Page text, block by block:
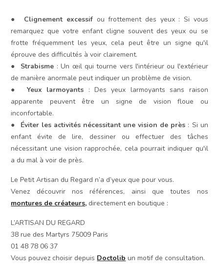
● Clignement excessif ou frottement des yeux : Si vous
remarquez que votre enfant cligne souvent des yeux ou se
frotte fréquemment les yeux, cela peut être un signe qu'il
éprouve des difficultés à voir clairement.
● Strabisme : Un œil qui tourne vers l'intérieur ou l'extérieur
de manière anormale peut indiquer un problème de vision.
● Yeux larmoyants : Des yeux larmoyants sans raison
apparente peuvent être un signe de vision floue ou
inconfortable.
● Éviter les activités nécessitant une vision de près : Si un
enfant évite de lire, dessiner ou effectuer des tâches
nécessitant une vision rapprochée, cela pourrait indiquer qu'il
a du mal à voir de près.
Le Petit Artisan du Regard n’a d’yeux que pour vous.
Venez découvrir nos références, ainsi que toutes nos
montures de créateurs, directement en boutique :
L’ARTISAN DU REGARD
38 rue des Martyrs 75009 Paris
01 48 78 06 37
Vous pouvez choisir depuis Doctolib un motif de consultation.